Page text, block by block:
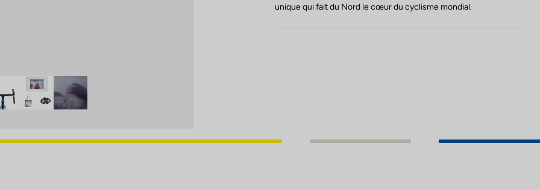
unique qui fait du Nord le cœur du cyclisme mondial.